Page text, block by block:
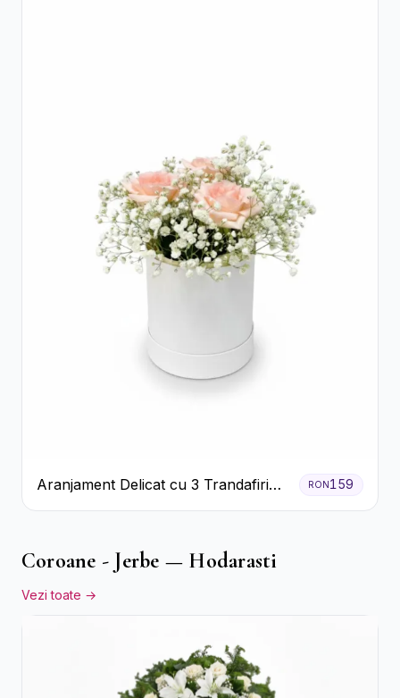
Aranjament Delicat cu 3 Trandafiri
Roz în Cutie Albă
RON159
Coroane - Jerbe — Hodarasti
Vezi toate →